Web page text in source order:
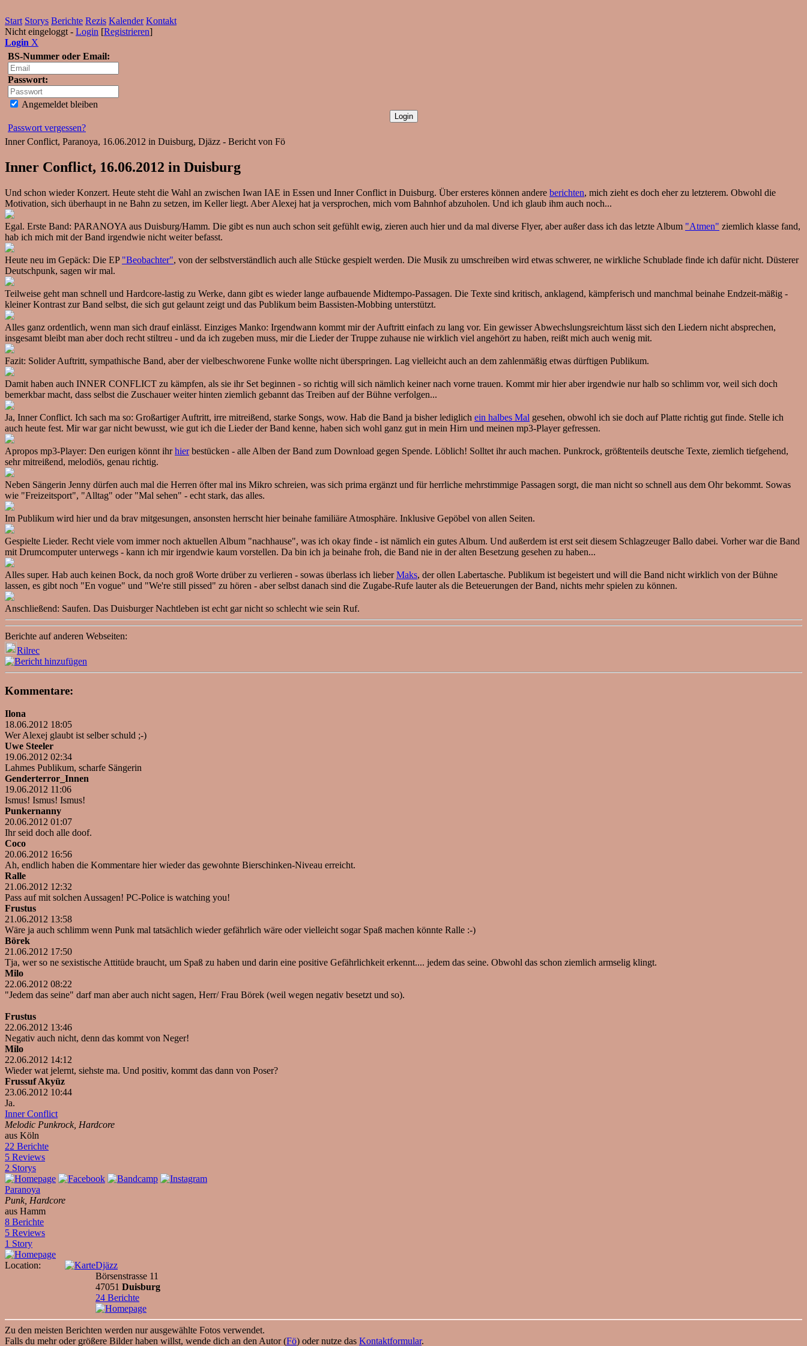
Start Storys Berichte Rezis Kalender Kontakt
Nicht eingeloggt - Login [Registrieren]
Login X
BS-Nummer oder Email:
Passwort:
Angemeldet bleiben
Passwort vergessen?
Inner Conflict, Paranoya, 16.06.2012 in Duisburg, Djäzz - Bericht von Fö
Inner Conflict, 16.06.2012 in Duisburg
Und schon wieder Konzert. Heute steht die Wahl an zwischen Iwan IAE in Essen und Inner Conflict in Duisburg. Über ersteres können andere berichten, mich zieht es doch eher zu letzterem. Obwohl die
Motivation, sich überhaupt in ne Bahn zu setzen, im Keller liegt. Aber Alexej hat ja versprochen, mich vom Bahnhof abzuholen. Und ich glaub ihm auch noch...
Egal. Erste Band: PARANOYA aus Duisburg/Hamm. Die gibt es nun auch schon seit gefühlt ewig, zieren auch hier und da mal diverse Flyer, aber außer dass ich das letzte Album "Atmen" ziemlich klasse fand,
hab ich mich mit der Band irgendwie nicht weiter befasst.
Heute neu im Gepäck: Die EP "Beobachter", von der selbstverständlich auch alle Stücke gespielt werden. Die Musik zu umschreiben wird etwas schwerer, ne wirkliche Schublade finde ich dafür nicht. Düsterer
Deutschpunk, sagen wir mal.
Teilweise geht man schnell und Hardcore-lastig zu Werke, dann gibt es wieder lange aufbauende Midtempo-Passagen. Die Texte sind kritisch, anklagend, kämpferisch und manchmal beinahe Endzeit-mäßig -
kleiner Kontrast zur Band selbst, die sich gut gelaunt zeigt und das Publikum beim Bassisten-Mobbing unterstützt.
Alles ganz ordentlich, wenn man sich drauf einlässt. Einziges Manko: Irgendwann kommt mir der Auftritt einfach zu lang vor. Ein gewisser Abwechslungsreichtum lässt sich den Liedern nicht absprechen,
insgesamt bleibt man aber doch recht stiltreu - und da ich zugeben muss, mir die Lieder der Truppe zuhause nie wirklich viel angehört zu haben, reißt mich auch wenig mit.
Fazit: Solider Auftritt, sympathische Band, aber der vielbeschworene Funke wollte nicht überspringen. Lag vielleicht auch an dem zahlenmäßig etwas dürftigen Publikum.
Damit haben auch INNER CONFLICT zu kämpfen, als sie ihr Set beginnen - so richtig will sich nämlich keiner nach vorne trauen. Kommt mir hier aber irgendwie nur halb so schlimm vor, weil sich doch
bemerkbar macht, dass selbst die Zuschauer weiter hinten ziemlich gebannt das Treiben auf der Bühne verfolgen...
Ja, Inner Conflict. Ich sach ma so: Großartiger Auftritt, irre mitreißend, starke Songs, wow. Hab die Band ja bisher lediglich ein halbes Mal gesehen, obwohl ich sie doch auf Platte richtig gut finde. Stelle ich
auch heute fest. Mir war gar nicht bewusst, wie gut ich die Lieder der Band kenne, haben sich wohl ganz gut in mein Hirn und meinen mp3-Player gefressen.
Apropos mp3-Player: Den eurigen könnt ihrhierbestücken - alle Alben der Band zum Download gegen Spende. Löblich! Solltet ihr auch machen. Punkrock, größtenteils deutsche Texte, ziemlich tiefgehend,
sehr mitreißend, melodiös, genau richtig.
Neben Sängerin Jenny dürfen auch mal die Herren öfter mal ins Mikro schreien, was sich prima ergänzt und für herrliche mehrstimmige Passagen sorgt, die man nicht so schnell aus dem Ohr bekommt. Sowas
wie "Freizeitsport", "Alltag" oder "Mal sehen" - echt stark, das alles.
Im Publikum wird hier und da brav mitgesungen, ansonsten herrscht hier beinahe familiäre Atmosphäre. Inklusive Gepöbel von allen Seiten.
Gespielte Lieder. Recht viele vom immer noch aktuellen Album "nachhause", was ich okay finde - ist nämlich ein gutes Album. Und außerdem ist erst seit diesem Schlagzeuger Ballo dabei. Vorher war die Band
mit Drumcomputer unterwegs - kann ich mir irgendwie kaum vorstellen. Da bin ich ja beinahe froh, die Band nie in der alten Besetzung gesehen zu haben...
Alles super. Hab auch keinen Bock, da noch groß Worte drüber zu verlieren - sowas überlass ich lieberMaks, der ollen Labertasche. Publikum ist begeistert und will die Band nicht wirklich von der Bühne
lassen, es gibt noch "En vogue" und "We're still pissed" zu hören - aber selbst danach sind die Zugabe-Rufe lauter als die Beteuerungen der Band, nichts mehr spielen zu können.
Anschließend: Saufen. Das Duisburger Nachtleben ist echt gar nicht so schlecht wie sein Ruf.
Berichte auf anderen Webseiten:
Rilrec
Kommentare:
Ilona
18.06.2012 18:05
Wer Alexej glaubt ist selber schuld ;-)
Uwe Steeler
19.06.2012 02:34
Lahmes Publikum, scharfe Sängerin
Genderterror_Innen
19.06.2012 11:06
Ismus! Ismus! Ismus!
Punkernanny
20.06.2012 01:07
Ihr seid doch alle doof.
Coco
20.06.2012 16:56
Ah, endlich haben die Kommentare hier wieder das gewohnte Bierschinken-Niveau erreicht.
Ralle
21.06.2012 12:32
Pass auf mit solchen Aussagen! PC-Police is watching you!
Frustus
21.06.2012 13:58
Wäre ja auch schlimm wenn Punk mal tatsächlich wieder gefährlich wäre oder vielleicht sogar Spaß machen könnte Ralle :-)
Börek
21.06.2012 17:50
Tja, wer so ne sexistische Attitüde braucht, um Spaß zu haben und darin eine positive Gefährlichkeit erkennt.... jedem das seine. Obwohl das schon ziemlich armselig klingt.
Milo
22.06.2012 08:22
"Jedem das seine" darf man aber auch nicht sagen, Herr/ Frau Börek (weil wegen negativ besetzt und so).
Frustus
22.06.2012 13:46
Negativ auch nicht, denn das kommt von Neger!
Milo
22.06.2012 14:12
Wieder wat jelernt, siehste ma. Und positiv, kommt das dann von Poser?
Frussuf Akyüz
23.06.2012 10:44
Ja.
Inner Conflict
Melodic Punkrock, Hardcore
aus Köln
22 Berichte
5 Reviews
2 Storys
Paranoya
Punk, Hardcore
aus Hamm
8 Berichte
5 Reviews
1 Story
Location:
Djäzz
Börsenstrasse 11
47051 Duisburg
24 Berichte
Zu den meisten Berichten werden nur ausgewählte Fotos verwendet.
Falls du mehr oder größere Bilder haben willst, wende dich an den Autor (Fö) oder nutze das Kontaktformular.